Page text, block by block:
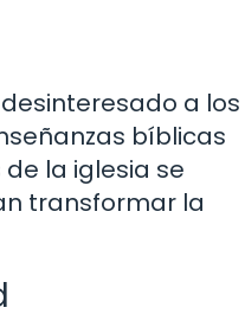
a los
bíblicas
la iglesia se
transformar la